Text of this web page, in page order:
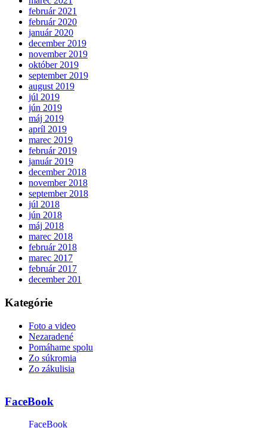
február 2021
február 2020
január 2020
december 2019
november 2019
október 2019
september 2019
august 2019
júl 2019
jún 2019
máj 2019
apríl 2019
marec 2019
február 2019
január 2019
december 2018
november 2018
september 2018
júl 2018
jún 2018
máj 2018
marec 2018
február 2018
marec 2017
február 2017
december 201
Kategórie
Foto a video
Nezaradené
Pomáhame spolu
Zo súkromia
Zo zákulisia
FaceBook
FaceBook